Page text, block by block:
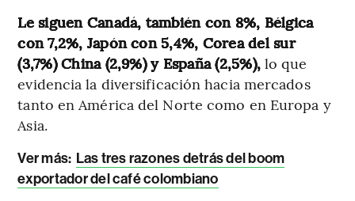
Le siguen Canadá, también con 8%, Bélgica
con 7,2%, Japón con 5,4%, Corea del sur
(3,7%) China (2,9%) y España (2,5%), lo que
evidencia la diversificación hacia mercados
tanto en América del Norte como en Europa y
Asia.
Ver más: Las tres razones detrás del boom
exportador del café colombiano